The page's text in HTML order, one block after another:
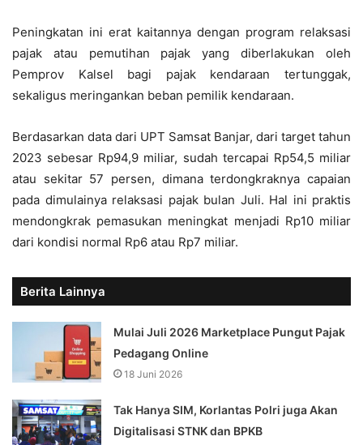
Peningkatan ini erat kaitannya dengan program relaksasi
pajak atau pemutihan pajak yang diberlakukan oleh
Pemprov Kalsel bagi pajak kendaraan tertunggak,
sekaligus meringankan beban pemilik kendaraan.
Berdasarkan data dari UPT Samsat Banjar, dari target tahun
2023 sebesar Rp94,9 miliar, sudah tercapai Rp54,5 miliar
atau sekitar 57 persen, dimana terdongkraknya capaian
pada dimulainya relaksasi pajak bulan Juli. Hal ini praktis
mendongkrak pemasukan meningkat menjadi Rp10 miliar
dari kondisi normal Rp6 atau Rp7 miliar.
Berita Lainnya
Mulai Juli 2026 Marketplace Pungut Pajak
Pedagang Online
18 Juni 2026
Tak Hanya SIM, Korlantas Polri juga Akan
Digitalisasi STNK dan BPKB